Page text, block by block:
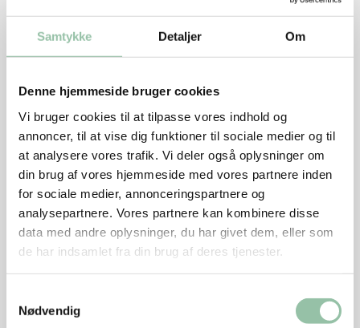
Samtykke Detaljer Om
Denne hjemmeside bruger cookies
Vi bruger cookies til at tilpasse vores indhold og
annoncer, til at vise dig funktioner til sociale medier og til
at analysere vores trafik. Vi deler også oplysninger om
din brug af vores hjemmeside med vores partnere inden
for sociale medier, annonceringspartnere og
analysepartnere. Vores partnere kan kombinere disse
data med andre oplysninger, du har givet dem, eller som
de har indsamlet fra din brug af deres tjenester.
Nødvendig
Skærevejledning